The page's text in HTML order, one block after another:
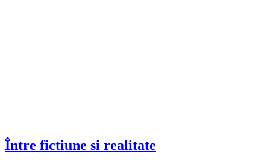
Între fictiune si realitate